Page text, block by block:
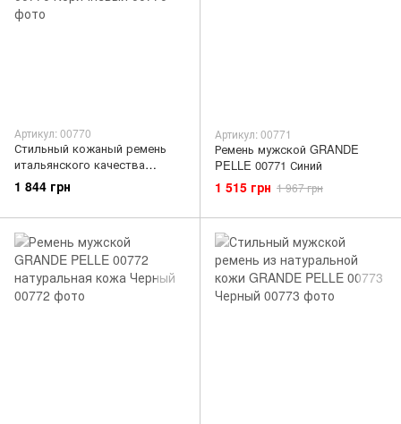
Артикул: 00770
Стильный кожаный ремень
итальянского качества
GRANDE PELLE 00770
Коричневый
1 844 грн
Артикул: 00771
Ремень мужской GRANDE
PELLE 00771 Синий
1 515 грн 1 967 грн